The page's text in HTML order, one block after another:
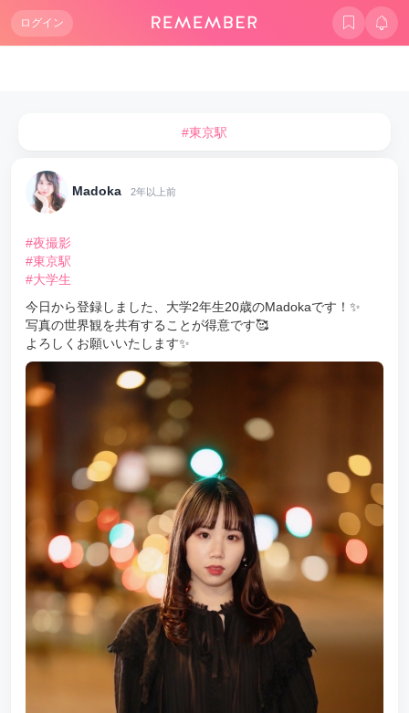
ログイン
#東京駅
Madoka 2年以上前
#夜撮影
#東京駅
#大学生
今日から登録しました、大学2年生20歳のMadokaです！✨
写真の世界観を共有することが得意です🥰
よろしくお願いいたします✨